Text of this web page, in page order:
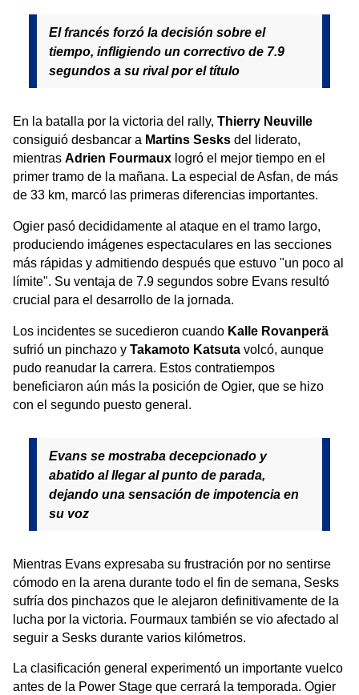
El francés forzó la decisión sobre el
tiempo, infligiendo un correctivo de 7.9
segundos a su rival por el título
En la batalla por la victoria del rally, Thierry Neuville
consiguió desbancar a Martins Sesks del liderato,
mientras Adrien Fourmaux logró el mejor tiempo en el
primer tramo de la mañana. La especial de Asfan, de más
de 33 km, marcó las primeras diferencias importantes.
Ogier pasó decididamente al ataque en el tramo largo,
produciendo imágenes espectaculares en las secciones
más rápidas y admitiendo después que estuvo "un poco al
límite". Su ventaja de 7.9 segundos sobre Evans resultó
crucial para el desarrollo de la jornada.
Los incidentes se sucedieron cuando Kalle Rovanperä
sufrió un pinchazo y Takamoto Katsuta volcó, aunque
pudo reanudar la carrera. Estos contratiempos
beneficiaron aún más la posición de Ogier, que se hizo
con el segundo puesto general.
Evans se mostraba decepcionado y
abatido al llegar al punto de parada,
dejando una sensación de impotencia en
su voz
Mientras Evans expresaba su frustración por no sentirse
cómodo en la arena durante todo el fin de semana, Sesks
sufría dos pinchazos que le alejaron definitivamente de la
lucha por la victoria. Fourmaux también se vio afectado al
seguir a Sesks durante varios kilómetros.
La clasificación general experimentó un importante vuelco
antes de la Power Stage que cerrará la temporada. Ogier